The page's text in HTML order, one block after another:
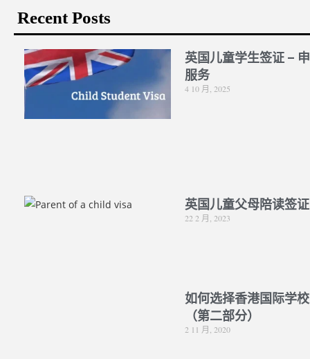
Recent Posts
英国儿童学生签证 –
服务
4 10 月, 2025
英国儿童父母陪读签证
22 2 月, 2023
如何选择香港国际学
（第二部分）
2 11 月, 2020